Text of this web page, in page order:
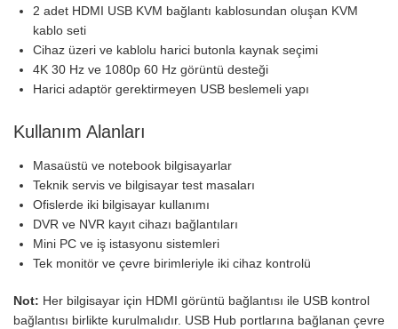
2 adet HDMI USB KVM bağlantı kablosundan oluşan KVM
kablo seti
Cihaz üzeri ve kablolu harici butonla kaynak seçimi
4K 30 Hz ve 1080p 60 Hz görüntü desteği
Harici adaptör gerektirmeyen USB beslemeli yapı
Kullanım Alanları
Masaüstü ve notebook bilgisayarlar
Teknik servis ve bilgisayar test masaları
Ofislerde iki bilgisayar kullanımı
DVR ve NVR kayıt cihazı bağlantıları
Mini PC ve iş istasyonu sistemleri
Tek monitör ve çevre birimleriyle iki cihaz kontrolü
Not: Her bilgisayar için HDMI görüntü bağlantısı ile USB kontrol
bağlantısı birlikte kurulmalıdır. USB Hub portlarına bağlanan çevre